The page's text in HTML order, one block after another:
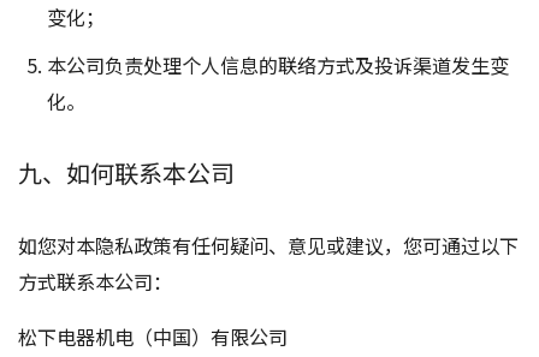
变化；
本公司负责处理个人信息的联络方式及投诉渠道发生变
化。
九、如何联系本公司
如您对本隐私政策有任何疑问、意见或建议，您可通过以下
方式联系本公司：
松下电器机电（中国）有限公司